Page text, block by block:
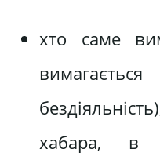
хто саме
хабара, в